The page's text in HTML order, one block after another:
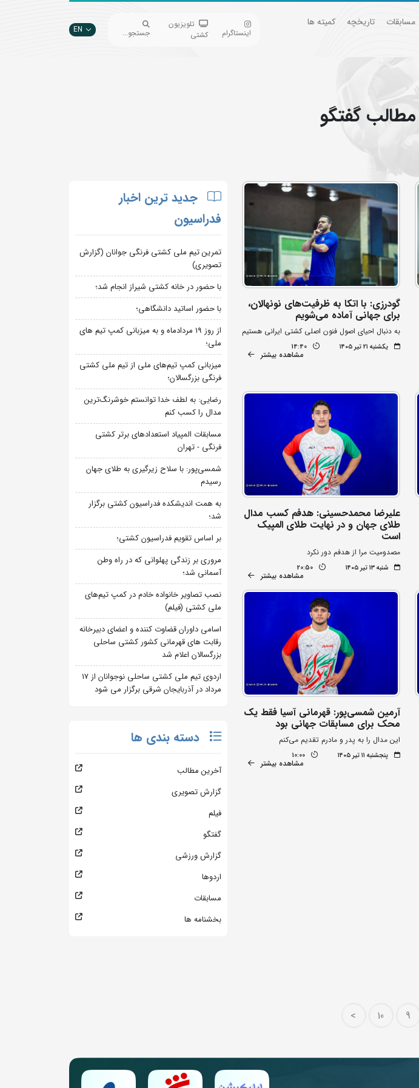
مسابقات تاریخچه
کمیته ها
اینستاگرام
تلویزیون
کشتی
جستجو... EN
گفتگو
گودرزی: با اتکا به ظرفیت‌های نونهالان،
برای جهانی آماده می‌شویم
به دنبال احیای اصول فنون اصلی کشتی ایرانی هستیم
یکشنبه ۲۱ تیر ۱۴۰۵ 14:40
مشاهده بیشتر
علیرضا محمدحسینی: هدفم کسب مدال
طلای جهان و در نهایت طلای المپیک
است
مصدومیت مرا از هدفم دور نکرد
شنبه ۱۳ تیر ۱۴۰۵ 20:50
مشاهده بیشتر
آرمین شمسی‌پور: قهرمانی آسیا فقط یک
محک برای مسابقات جهانی بود
این مدال را به پدر و مادرم تقدیم می‌کنم
پنجشنبه ۱۱ تیر ۱۴۰۵ 10:00
مشاهده بیشتر
9
10
>
جدید ترین اخبار
فدراسیون
تمرین تیم ملی کشتی فرنگی جوانان (گزارش
تصویری)
با حضور در خانه کشتی شیراز انجام شد؛
با حضور اساتید دانشگاهی؛
از روز 19 مردادماه و به میزبانی کمپ تیم های
ملی؛
میزبانی کمپ تیم‌های ملی از تیم ملی کشتی
فرنگی بزرگسالان؛
رضایی: به لطف خدا توانستم خوشرنگ‌ترین
مدال را کسب کنم
مسابقات المپیاد استعدادهای برتر کشتی
فرنگی - تهران
شمسی‌پور: با سلاح زیرگیری به طلای جهان
رسیدم
به همت اندیشکده فدراسیون کشتی برگزار
شد؛
بر اساس تقویم فدراسیون کشتی؛
مروری بر زندگی پهلوانی که در راه وطن
آسمانی شد؛
نصب تصاویر خانواده خادم در کمپ تیم‌های
ملی کشتی (فیلم)
اسامی داوران قضاوت کننده و اعضای دبیرخانه
رقابت های قهرمانی کشور کشتی ساحلی
بزرگسالان اعلام شد
اردوی تیم ملی کشتی ساحلی نوجوانان از 17
مرداد در آذربایجان شرقی برگزار می شود
دسته بندی ها
آخرین مطالب
گزارش تصویری
فیلم
گفتگو
گزارش ورزشی
اردوها
مسابقات
بخشنامه ها